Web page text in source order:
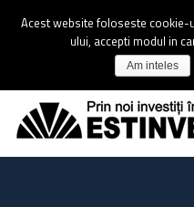
Acest website foloseste
ului, accepti modul in
Am inteles